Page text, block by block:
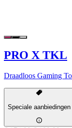
PRO X TKL
Draadloos Gaming
Speciale aanbiedingen